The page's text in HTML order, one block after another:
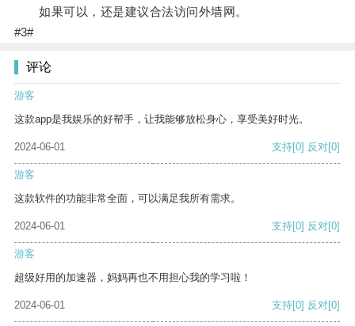
如果可以，还是建议合法访问外墙网。
#3#
评论
游客
这款app是我娱乐的好帮手，让我能够放松身心，享受美好时光。
2024-06-01 支持[0] 反对[0]
游客
这款软件的功能非常全面，可以满足我所有需求。
2024-06-01 支持[0] 反对[0]
游客
超级好用的加速器，妈妈再也不用担心我的学习啦！
2024-06-01 支持[0] 反对[0]